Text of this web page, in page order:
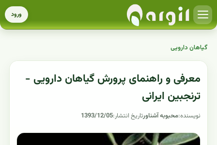
ورود
گیاهان دارویی
معرفی و راهنمای پرورش گیاهان دارویی -
ترنجبین ایرانی
نویسنده:محبوبه آشناورتاریخ انتشار:1393/12/05